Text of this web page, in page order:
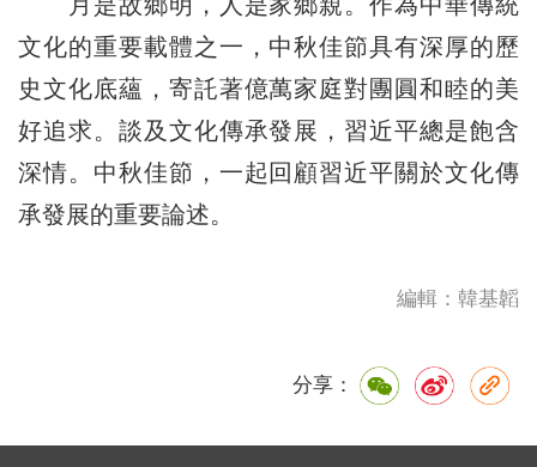
文化的重要載體之一，中秋佳節具有深厚的歷
史文化底蘊，寄託著億萬家庭對團圓和睦的美
好追求。談及文化傳承發展，習近平總是飽含
深情。中秋佳節，一起回顧習近平關於文化傳
承發展的重要論述。
編輯：韓基韜
分享：